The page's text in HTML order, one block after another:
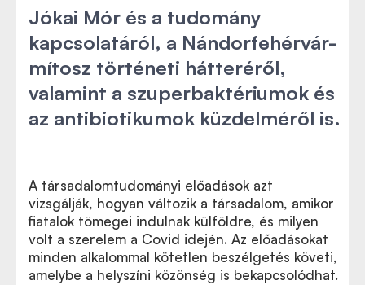
Jókai Mór és a tudomány
kapcsolatáról, a Nándorfehérvár-
mítosz történeti hátteréről,
valamint a szuperbaktériumok és
az antibiotikumok küzdelméről is.
A társadalomtudományi előadások azt
vizsgálják, hogyan változik a társadalom, amikor
fiatalok tömegei indulnak külföldre, és milyen
volt a szerelem a Covid idején. Az előadásokat
minden alkalommal kötetlen beszélgetés követi,
amelybe a helyszíni közönség is bekapcsolódhat.